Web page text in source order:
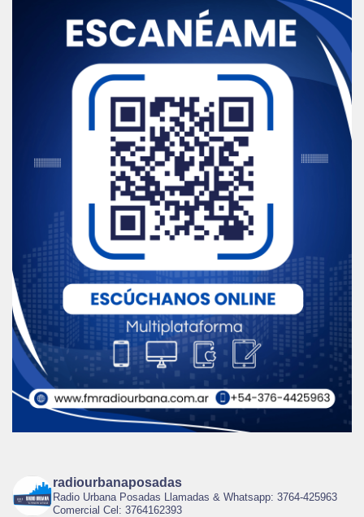
radiourbanaposadas
Radio Urbana Posadas Llamadas & Whatsapp: 3764-425963
Comercial Cel: 3764162393